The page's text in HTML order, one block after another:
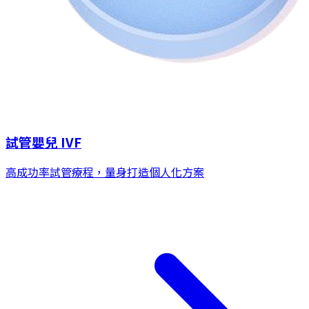
試管嬰兒 IVF
高成功率試管療程，量身打造個人化方案